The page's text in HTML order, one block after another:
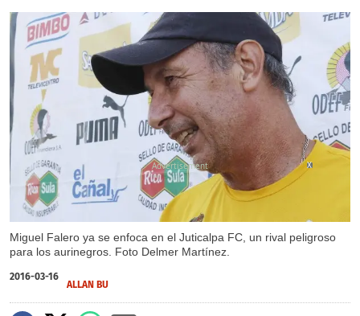
Miguel Falero ya se enfoca en el Juticalpa FC, un rival peligroso
para los aurinegros. Foto Delmer Martínez.
X
2016-03-16
ALLAN BU